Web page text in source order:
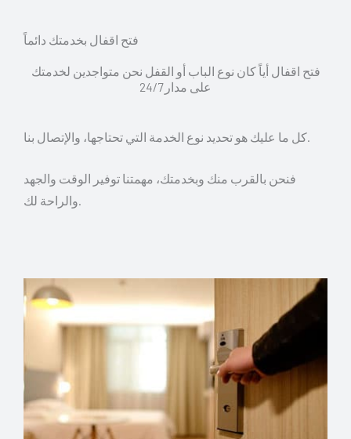
فتح اقفال بخدمتك دائماً
فتح اقفال أياً كان نوع الباب أو القفل نحن متواجدين لخدمتك
على مدار 24/7
كل ما عليك هو تحديد نوع الخدمة التي تحتاجها، والإتصال بنا.
فنحن بالقرب منك وبخدمتك، مهمتنا توفير الوقت والجهد
والراحة لك.